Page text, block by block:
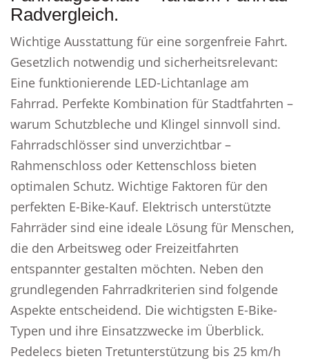
Radvergleich.
Wichtige Ausstattung für eine sorgenfreie Fahrt.
Gesetzlich notwendig und sicherheitsrelevant:
Eine funktionierende LED-Lichtanlage am
Fahrrad. Perfekte Kombination für Stadtfahrten –
warum Schutzbleche und Klingel sinnvoll sind.
Fahrradschlösser sind unverzichtbar –
Rahmenschloss oder Kettenschloss bieten
optimalen Schutz. Wichtige Faktoren für den
perfekten E-Bike-Kauf. Elektrisch unterstützte
Fahrräder sind eine ideale Lösung für Menschen,
die den Arbeitsweg oder Freizeitfahrten
entspannter gestalten möchten. Neben den
grundlegenden Fahrradkriterien sind folgende
Aspekte entscheidend. Die wichtigsten E-Bike-
Typen und ihre Einsatzzwecke im Überblick.
Pedelecs bieten Tretunterstützung bis 25 km/h